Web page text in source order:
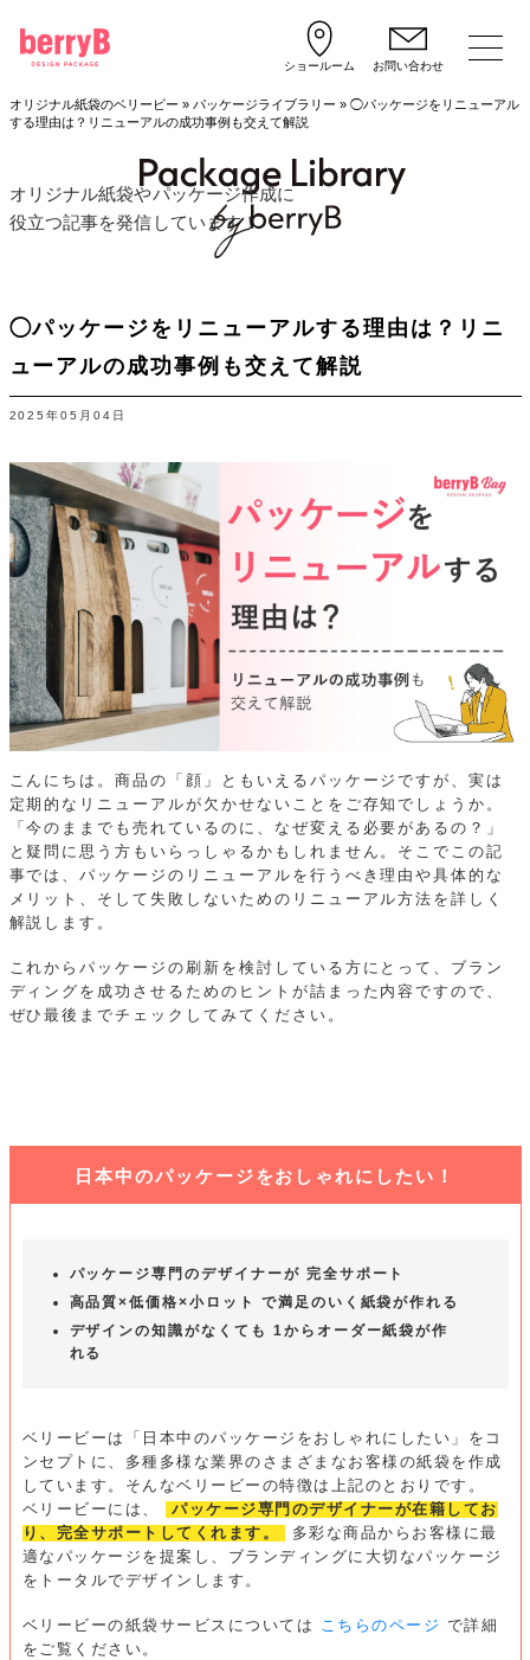
ショールーム お問い合わせ
オリジナル紙袋のベリービー » パッケージライブラリー » ◯パッケージをリニューアル
する理由は？リニューアルの成功事例も交えて解説
オリジナル紙袋やパッケージ作成に
役立つ記事を発信しています！
◯パッケージをリニューアルする理由は？リニ
ューアルの成功事例も交えて解説
2025年05月04日
こんにちは。商品の「顔」ともいえるパッケージですが、実は
定期的なリニューアルが欠かせないことをご存知でしょうか。
「今のままでも売れているのに、なぜ変える必要があるの？」
と疑問に思う方もいらっしゃるかもしれません。そこでこの記
事では、パッケージのリニューアルを行うべき理由や具体的な
メリット、そして失敗しないためのリニューアル方法を詳しく
解説します。
これからパッケージの刷新を検討している方にとって、ブラン
ディングを成功させるためのヒントが詰まった内容ですので、
ぜひ最後までチェックしてみてください。
日本中のパッケージをおしゃれにしたい！
パッケージ専門のデザイナーが 完全サポート
高品質×低価格×小ロット で満足のいく紙袋が作れる
デザインの知識がなくても 1からオーダー紙袋が作
れる
ベリービーは「日本中のパッケージをおしゃれにしたい」をコ
ンセプトに、多種多様な業界のさまざまなお客様の紙袋を作成
しています。そんなベリービーの特徴は上記のとおりです。
ベリービーには、
パッケージ専門のデザイナーが在籍してお
り、完全サポートしてくれます。
多彩な商品からお客様に最
適なパッケージを提案し、ブランディングに大切なパッケージ
をトータルでデザインします。
ベリービーの紙袋サービスについては こちらのページ で詳細
をご覧ください。